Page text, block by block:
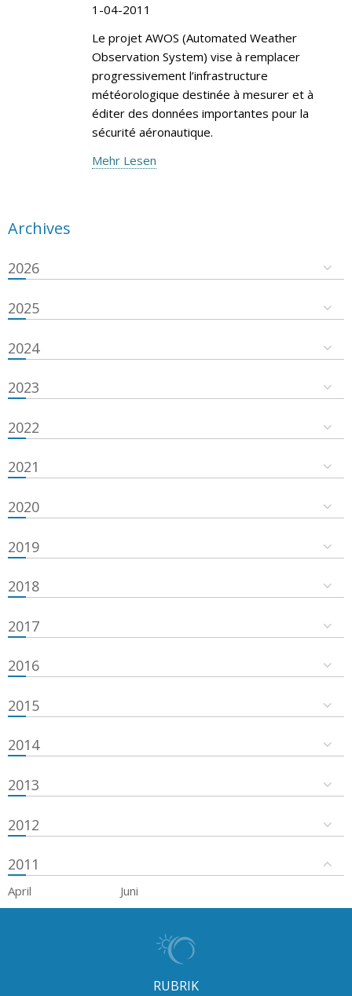
1-04-2011
Le projet AWOS (Automated Weather
Observation System) vise à remplacer
progressivement l’infrastructure
météorologique destinée à mesurer et à
éditer des données importantes pour la
sécurité aéronautique.
Mehr Lesen
Archives
2026
2025
2024
2023
2022
2021
2020
2019
2018
2017
2016
2015
2014
2013
2012
2011
April Juni
RUBRIK